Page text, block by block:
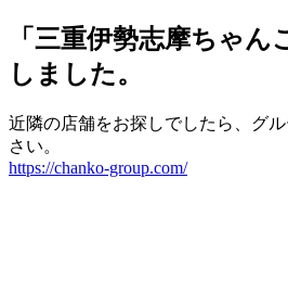
「三重伊勢志摩ちゃん
しました。
近隣の店舗をお探しでしたら、グ
さい。
https://chanko-group.com/